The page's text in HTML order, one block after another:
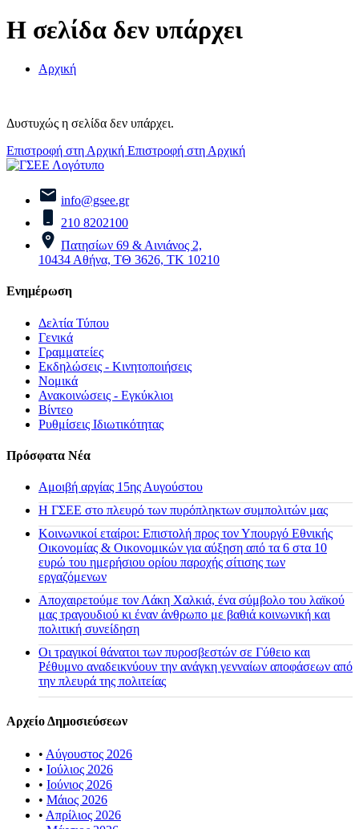
Η σελίδα δεν υπάρχει
Αρχική
Δυστυχώς η σελίδα δεν υπάρχει.
Επιστροφή στη Αρχική Επιστροφή στη Αρχική
info@gsee.gr
210 8202100
Πατησίων 69 & Αινιάνος 2,
10434 Αθήνα, ΤΘ 3626, ΤΚ 10210
Ενημέρωση
Δελτία Τύπου
Γενικά
Γραμματείες
Εκδηλώσεις - Κινητοποιήσεις
Νομικά
Ανακοινώσεις - Εγκύκλιοι
Βίντεο
Ρυθμίσεις Ιδιωτικότητας
Πρόσφατα Νέα
Αμοιβή αργίας 15ης Αυγούστου
H ΓΣΕΕ στο πλευρό των πυρόπληκτων συμπολιτών μας
Κοινωνικοί εταίροι: Επιστολή προς τον Υπουργό Εθνικής
Οικονομίας & Οικονομικών για αύξηση από τα 6 στα 10
ευρώ του ημερήσιου ορίου παροχής σίτισης των
εργαζόμενων
Αποχαιρετούμε τον Λάκη Χαλκιά, ένα σύμβολο του λαϊκού
μας τραγουδιού κι έναν άνθρωπο με βαθιά κοινωνική και
πολιτική συνείδηση
Οι τραγικοί θάνατοι των πυροσβεστών σε Γύθειο και
Ρέθυμνο αναδεικνύουν την ανάγκη γενναίων αποφάσεων από
την πλευρά της πολιτείας
Αρχείο Δημοσιεύσεων
• Αύγουστος 2026
• Ιούλιος 2026
• Ιούνιος 2026
• Μάιος 2026
• Απρίλιος 2026